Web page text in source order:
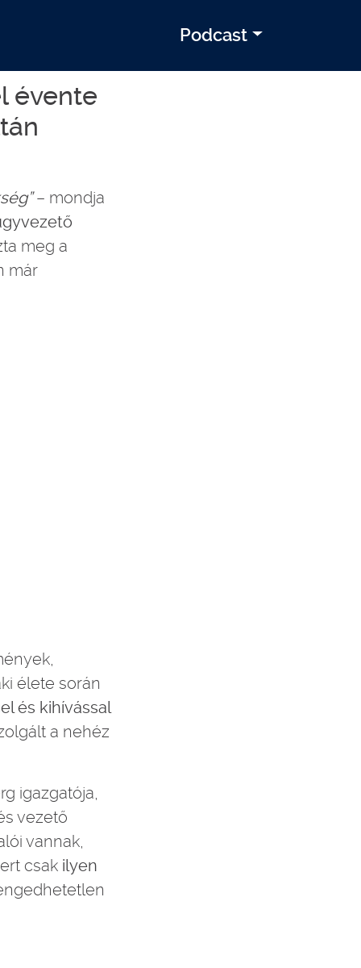
Podcast
évente
– mondja
meg a
már
élete során
és kihívással
a nehéz
igazgatója,
vezető
vannak,
csak ilyen